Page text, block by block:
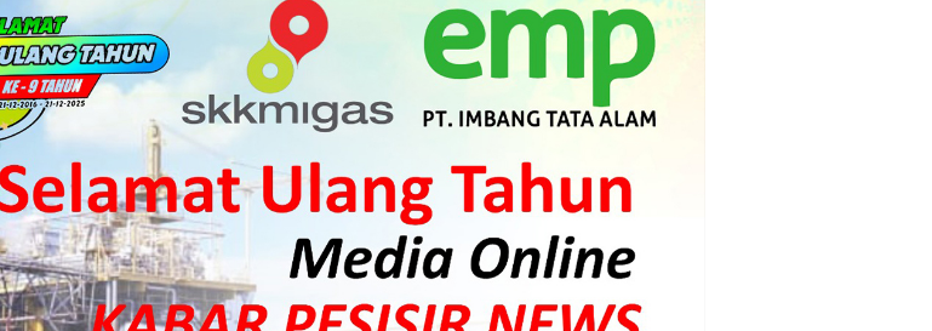
Nasional XII 2026 di Cibubur
Sinergitas dengan Insan Pers, Komunitas dan Mahasiswa
Atasi Pemadaman di Merbau.
PLN: Hentikan Pemadaman dan Beri Kompensasi
Desa Se- Kecamatan Merbau Datangi PLTG Melibur